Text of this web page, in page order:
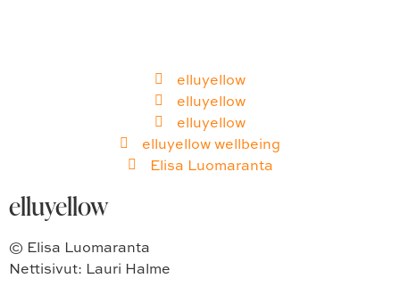
elluyellow
elluyellow
elluyellow
elluyellow wellbeing
Elisa Luomaranta
elluyellow
© Elisa Luomaranta
Nettisivut: Lauri Halme